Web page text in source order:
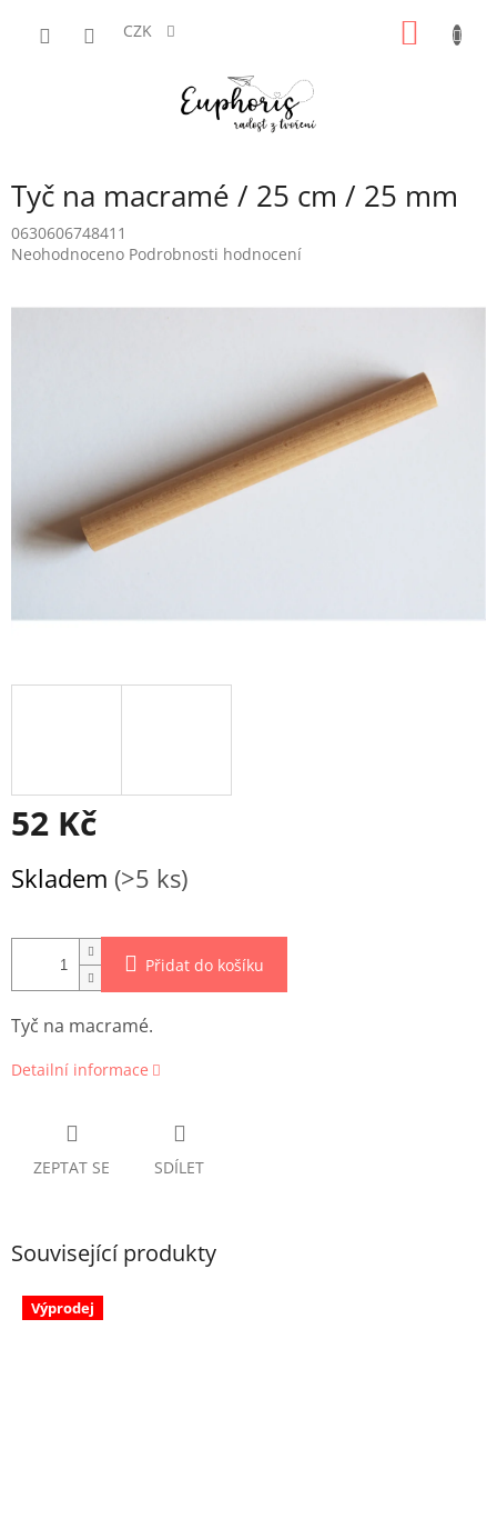
CZK
Tyč na macramé / 25 cm / 25 mm
0630606748411
Průměrné
Neohodnoceno Podrobnosti hodnocení
52 Kč
cena:
Skladem (>5 ks)
Přidat do košíku
Tyč na macramé.
Detailní informace
ZEPTAT SE SDÍLET
Související produkty
Výprodej